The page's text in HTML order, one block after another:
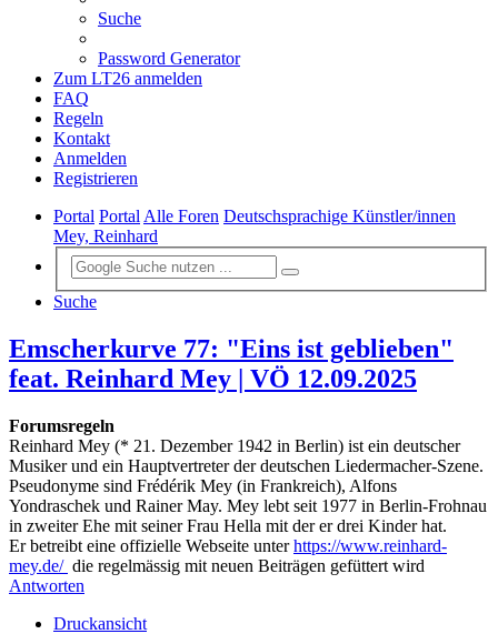
Suche
Password Generator
Zum LT26 anmelden
FAQ
Regeln
Kontakt
Anmelden
Registrieren
Portal PortalAlle Foren Deutschsprachige Künstler/innen
Mey, Reinhard
Suche
Emscherkurve 77: "Eins ist geblieben"
feat. Reinhard Mey | VÖ 12.09.2025
Forumsregeln
Reinhard Mey (* 21. Dezember 1942 in Berlin) ist ein deutscher
Musiker und ein Hauptvertreter der deutschen Liedermacher-Szene.
Pseudonyme sind Frédérik Mey (in Frankreich), Alfons
Yondraschek und Rainer May. Mey lebt seit 1977 in Berlin-Frohnau
in zweiter Ehe mit seiner Frau Hella mit der er drei Kinder hat.
Er betreibt eine offizielle Webseite unterhttps://www.reinhard-
mey.de/ die regelmässig mit neuen Beiträgen gefüttert wird
Antworten
Druckansicht